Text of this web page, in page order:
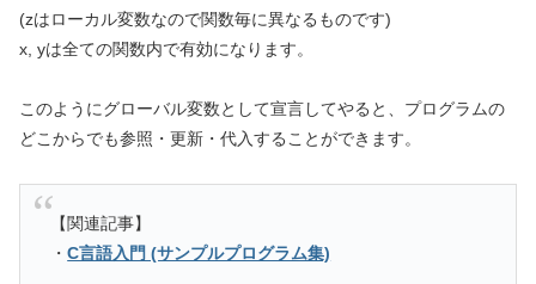
(zはローカル変数なので関数毎に異なるものです)
x, yは全ての関数内で有効になります。
このようにグローバル変数として宣言してやると、プログラムの
どこからでも参照・更新・代入することができます。
【関連記事】
・C言語入門 (サンプルプログラム集)